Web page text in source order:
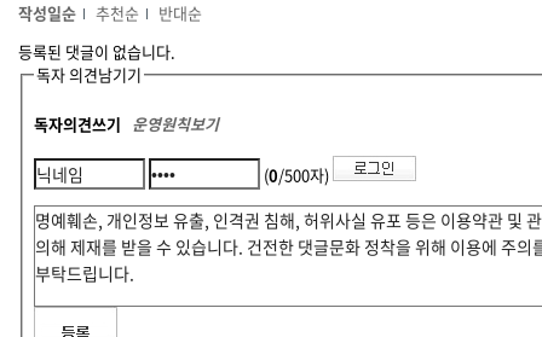
작성일순 추천순
반대순
등록된 댓글이 없습니다.
독자 의견남기기
독자의견쓰기 운영원칙보기
(0/500자)